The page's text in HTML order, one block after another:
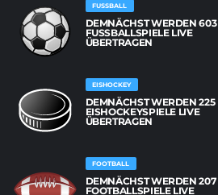
FUSSBALL
DEMNÄCHST WERDEN 603
FUSSBALLSPIELE LIVE Ü
BERTRAGEN
EISHOCKEY
DEMNÄCHST WERDEN 225
EISHOCKEYSPIELE LIVE
ÜBERTRAGEN
FOOTBALL
DEMNÄCHST WERDEN 207
FOOTBALLSPIELE LIVE